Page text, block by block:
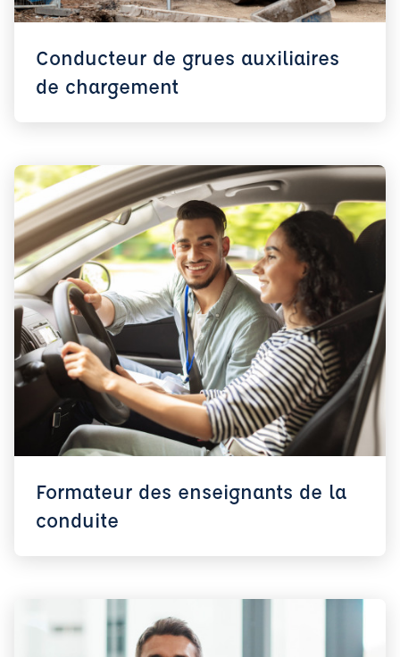
Conducteur de grues auxiliaires
de chargement
Formateur des enseignants de la
conduite